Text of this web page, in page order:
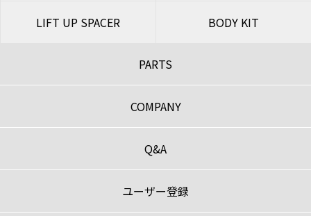
LIFT UP SPACER BODY KIT
PARTS
COMPANY
Q&A
ユーザー登録